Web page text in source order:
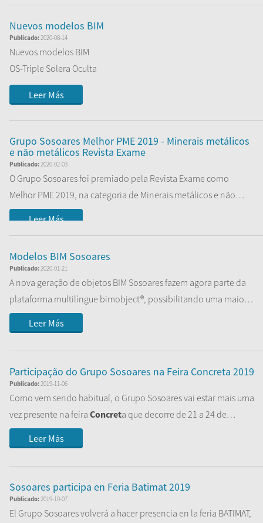
Nuevos modelos BIM
Publicado:2020-08-14
Nuevos modelos BIM
OS-Triple Solera Oculta
- AV
- FC DEC
Leer Más
Grupo Sosoares Melhor PME 2019 - Minerais metálicos
e não metálicos Revista Exame
Publicado:2020-02-03
O Grupo Sosoares foi premiado pela Revista Exame como
Melhor PME 2019, na categoria de Minerais metálicos e não
metálicos.
Leer Más
Modelos BIM Sosoares
Publicado:2020-01-21
A nova geração de objetos BIM Sosoares fazem agora parte da
plataforma multilíngue bimobject®, possibilitando uma maior
acessibilidade a toda a...
Leer Más
Participação do Grupo Sosoares na Feira Concreta 2019
Publicado:2019-11-06
Como vem sendo habitual, o Grupo Sosoares vai estar mais uma
vez presente na feira Concreta que decorre de 21 a 24 de
Novembro de...
Leer Más
Sosoares participa en Feria Batimat 2019
Publicado:2019-10-07
El Grupo Sosoares volverá a hacer presencia en la feria BATIMAT,